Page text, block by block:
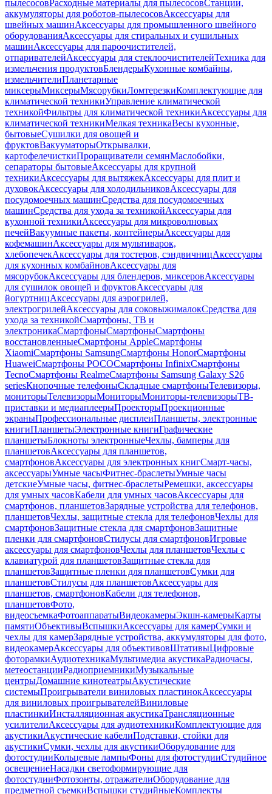
пылесосовРасходные материалы для пылесосовСтанции,
аккумуляторы для роботов-пылесосовАксессуары для
швейных машинАксессуары для промышленного швейного
оборудованияАксессуары для стиральных и сушильных
машинАксессуары для пароочистителей,
отпаривателейАксессуары для стеклоочистителейТехника для
измельчения продуктовБлендерыКухонные комбайны,
измельчителиПланетарные
миксерыМиксерыМясорубкиЛомтерезкиКомплектующие для
климатической техникиУправление климатической
техникойФильтры для климатической техникиАксессуары для
климатической техникиМелкая техникаВесы кухонные,
бытовыеСушилки для овощей и
фруктовВакууматорыОткрывалки,
картофелечисткиПроращиватели семянМаслобойки,
сепараторы бытовыеАксессуары для крупной
техникиАксессуары для вытяжекАксессуары для плит и
духовокАксессуары для холодильниковАксессуары для
посудомоечных машинСредства для посудомоечных
машинСредства для ухода за техникойАксессуары для
кухонной техникиАксессуары для микроволновых
печейВакуумные пакеты, контейнерыАксессуары для
кофемашинАксессуары для мультиварок,
хлебопечекАксессуары для тостеров, сэндвичницАксессуары
для кухонных комбайновАксессуары для
мясорубокАксессуары для блендеров, миксеровАксессуары
для сушилок овощей и фруктовАксессуары для
йогуртницАксессуары для аэрогрилей,
электрогрилейАксессуары для соковыжималокСредства для
ухода за техникойСмартфоны, ТВ и
электроникаСмартфоныСмартфоныСмартфоны
восстановленныеСмартфоны AppleСмартфоны
XiaomiСмартфоны SamsungСмартфоны HonorСмартфоны
HuaweiСмартфоны POCOСмартфоны InfinixСмартфоны
TecnoСмартфоны RealmeСмартфоны Samsung Galaxy S26
seriesКнопочные телефоныСкладные смартфоныТелевизоры,
мониторыТелевизорыМониторыМониторы-телевизорыТВ-
приставки и медиаплеерыПроекторыПроекционные
экраныПрофессиональные дисплеиПланшеты, электронные
книгиПланшетыЭлектронные книгиГрафические
планшетыБлокноты электронныеЧехлы, бамперы для
планшетовАксессуары для планшетов,
смартфоновАксессуары для электронных книгСмарт-часы,
аксессуарыУмные часыФитнес-браслетыУмные часы
детскиеУмные часы, фитнес-браслетыРемешки, аксессуары
для умных часовКабели для умных часовАксессуары для
смартфонов, планшетовЗарядные устройства для телефонов,
планшетовЧехлы, защитные стекла для телефоновЧехлы для
смартфоновЗащитные стекла для смартфоновЗащитные
пленки для смартфоновСтилусы для смартфоновИгровые
аксессуары для смартфоновЧехлы для планшетовЧехлы с
клавиатурой для планшетовЗащитные стекла для
планшетовЗащитные пленки для планшетовСумки для
планшетовСтилусы для планшетовАксессуары для
планшетов, смартфоновКабели для телефонов,
планшетовФото,
видеосъемкаФотоаппаратыВидеокамерыЭкшн-камерыКарты
памятиОбъективыВспышкиАксессуары для камерСумки и
чехлы для камерЗарядные устройства, аккумуляторы для фото,
видеокамерАксессуары для объективовШтативыЦифровые
фоторамкиАудиотехникаМультимедиа акустикаРадиочасы,
метеостанцииРадиоприемникиМузыкальные
центрыДомашние кинотеатрыАкустические
системыПроигрыватели виниловых пластинокАксессуары
для виниловых проигрывателейВиниловые
пластинкиИнсталляционная акустикаТрансляционные
усилителиАксессуары для аудиотехникиКомплектующие для
акустикиАкустические кабелиПодставки, стойки для
акустикиСумки, чехлы для акустикиОборудование для
фотостудииКольцевые лампыФоны для фотостудииСтудийное
освещениеНасадки светоформирующие для
фотостудииФотозонты, отражателиОборудование для
предметной съемкиВспышки студийныеКомплекты